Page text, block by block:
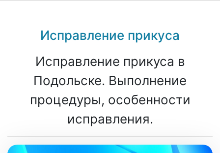
Исправление прикуса
Исправление прикуса в
Подольске. Выполнение
процедуры, особенности
исправления.